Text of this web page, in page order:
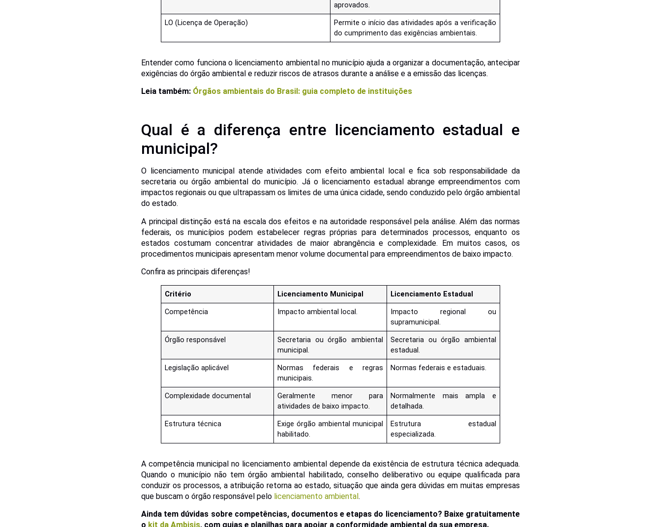
aprovados.
LO (Licença de Operação)
Permite o início das atividades após a verificação
do cumprimento das exigências ambientais.
Entender como funciona o licenciamento ambiental no município ajuda a organizar a documentação, antecipar
exigências do órgão ambiental e reduzir riscos de atrasos durante a análise e a emissão das licenças.
Leia também: Órgãos ambientais do Brasil: guia completo de instituições
Qual é a diferença entre licenciamento estadual e
municipal?
O licenciamento municipal atende atividades com efeito ambiental local e fica sob responsabilidade da
secretaria ou órgão ambiental do município. Já o licenciamento estadual abrange empreendimentos com
impactos regionais ou que ultrapassam os limites de uma única cidade, sendo conduzido pelo órgão ambiental
do estado.
A principal distinção está na escala dos efeitos e na autoridade responsável pela análise. Além das normas
federais, os municípios podem estabelecer regras próprias para determinados processos, enquanto os
estados costumam concentrar atividades de maior abrangência e complexidade. Em muitos casos, os
procedimentos municipais apresentam menor volume documental para empreendimentos de baixo impacto.
Confira as principais diferenças!
Critério Licenciamento Municipal Licenciamento Estadual
Competência Impacto ambiental local.
Impacto regional ou
supramunicipal.
Órgão responsável
Secretaria ou órgão ambiental
municipal.
Secretaria ou órgão ambiental
estadual.
Legislação aplicável
Normas federais e regras
municipais.
Normas federais e estaduais.
Complexidade documental
Geralmente menor para
atividades de baixo impacto.
Normalmente mais ampla e
detalhada.
Estrutura técnica
Exige órgão ambiental municipal
habilitado.
Estrutura estadual
especializada.
A competência municipal no licenciamento ambiental depende da existência de estrutura técnica adequada.
Quando o município não tem órgão ambiental habilitado, conselho deliberativo ou equipe qualificada para
conduzir os processos, a atribuição retorna ao estado, situação que ainda gera dúvidas em muitas empresas
que buscam o órgão responsável pelo licenciamento ambiental.
Ainda tem dúvidas sobre competências, documentos e etapas do licenciamento? Baixe gratuitamente
o kit da Ambisis, com guias e planilhas para apoiar a conformidade ambiental da sua empresa.